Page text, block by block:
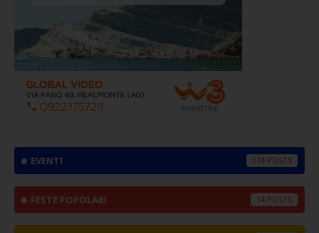
EVENTI 174
FESTE POPOLARI 14